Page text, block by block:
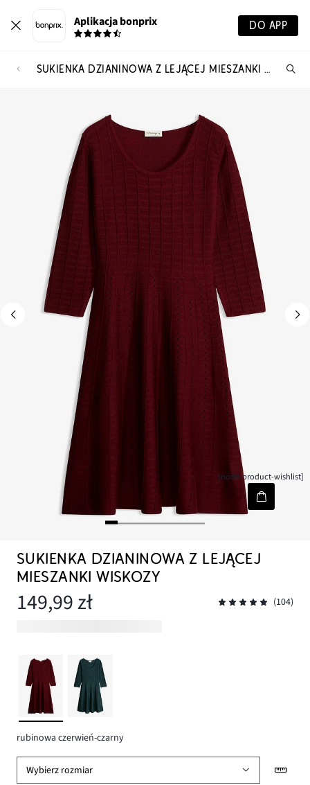
Aplikacja bonprix DO APP
SUKIENKA DZIANINOWA Z LEJĄCEJ MIESZANKI WISKOZY
[node-product-wishlist]
SUKIENKA DZIANINOWA Z LEJĄCEJ
MIESZANKI WISKOZY
149,99 zł (104)
rubinowa czerwień-czarny
Wybierz rozmiar